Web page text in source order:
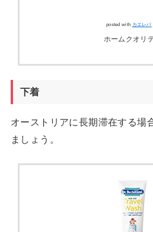
posted with カエレバ
ホームクオリ
下着
オーストリアに長期滞在する場
ましょう。